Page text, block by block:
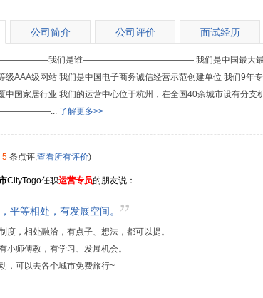
公司简介 公司评价 面试经历
我们是谁————————————— 我们是中国最大最专业的
级AAA级网站 我们是中国电子商务诚信经营示范创建单位 我们9年
中国家居行业 我们的运营中心位于杭州，在全国40余城市设有分
了解更多>>
5 条点评,查看所有评价)
CityTogo任职运营专员的朋友说：
平等相处，有发展空间。
度，相处融洽，有点子、想法，都可以提。
小师傅教，有学习、发展机会。
，可以去各个城市免费旅行~